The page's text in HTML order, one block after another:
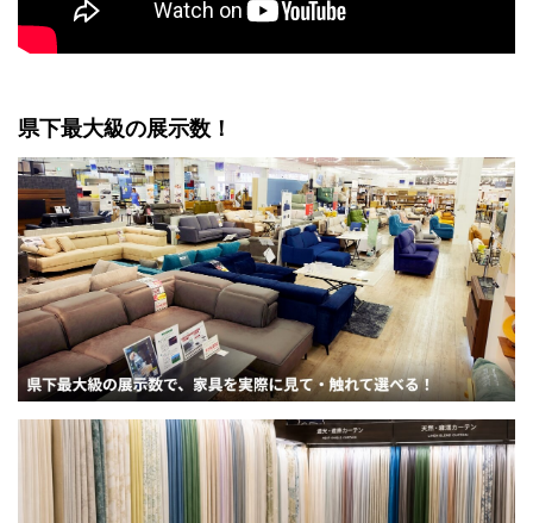
県下最大級の展示数！